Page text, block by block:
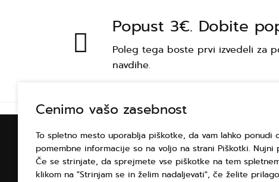
Popust 3€. Dobite
Poleg tega boste prvi izvedeli za
navdihe.
PODATKI O NAKUPU
Vse o nakupu
Cenimo vašo zasebnost
To spletno mesto uporablja piškotke, da vam lahko ponudi
pomembne informacije so na voljo na strani Piškotki.
Če se strinjate, da sprejmete vse piškotke na tem
klikom na "Strinjam se in želim nadaljevati", če želite